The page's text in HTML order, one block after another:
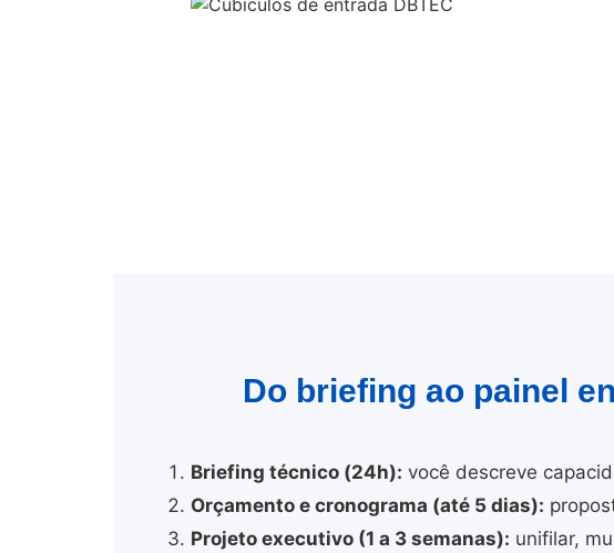
Do briefing ao painel
Briefing técnico (24h): você descreve
Orçamento e cronograma (até 5 dias):
Projeto executivo (1 a 3 semanas): unifilar,